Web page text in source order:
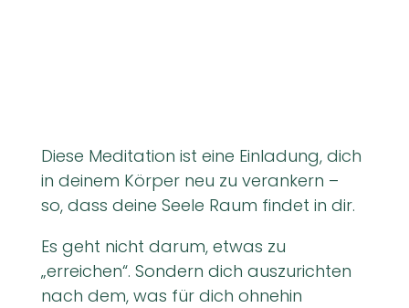
Diese Meditation ist eine Einladung, dich
in deinem Körper neu zu verankern –
so, dass deine Seele Raum findet in dir.
Es geht nicht darum, etwas zu
„erreichen“. Sondern dich auszurichten
nach dem, was für dich ohnehin